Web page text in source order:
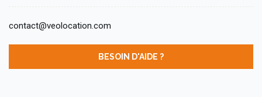
contact@veolocation.com
BESOIN D'AIDE ?